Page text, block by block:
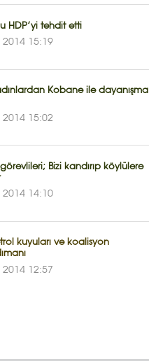
HDP’yi tehdit etti
2014 15:19
Kobane ile dayanışma
2014 15:02
Bizi kandırıp köylülere
2014 14:10
kuyuları ve koalisyon
2014 12:57